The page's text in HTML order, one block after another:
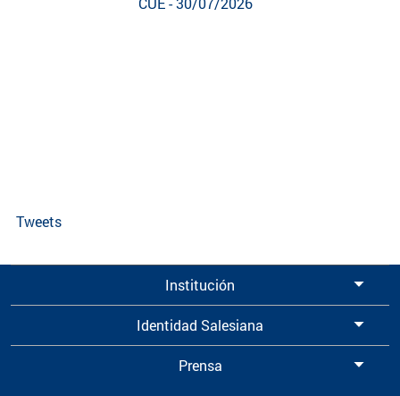
Tweets
Institución
Identidad Salesiana
Prensa